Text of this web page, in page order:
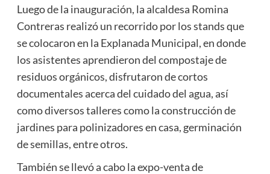
Luego de la inauguración, la alcaldesa Romina
Contreras realizó un recorrido por los stands que
se colocaron en la Explanada Municipal, en donde
los asistentes aprendieron del compostaje de
residuos orgánicos, disfrutaron de cortos
documentales acerca del cuidado del agua, así
como diversos talleres como la construcción de
jardines para polinizadores en casa, germinación
de semillas, entre otros.
También se llevó a cabo la expo-venta de